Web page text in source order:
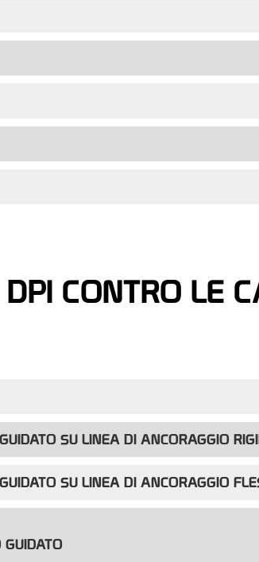
CONTRO LE
SU LINEA DI ANCORAGGIO
SU LINEA DI ANCORAGGIO